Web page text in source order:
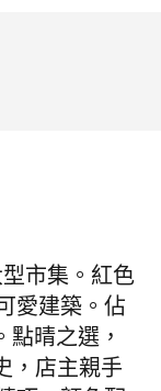
市集。紅色
愛建築。佔
晴之選，
，店主親手